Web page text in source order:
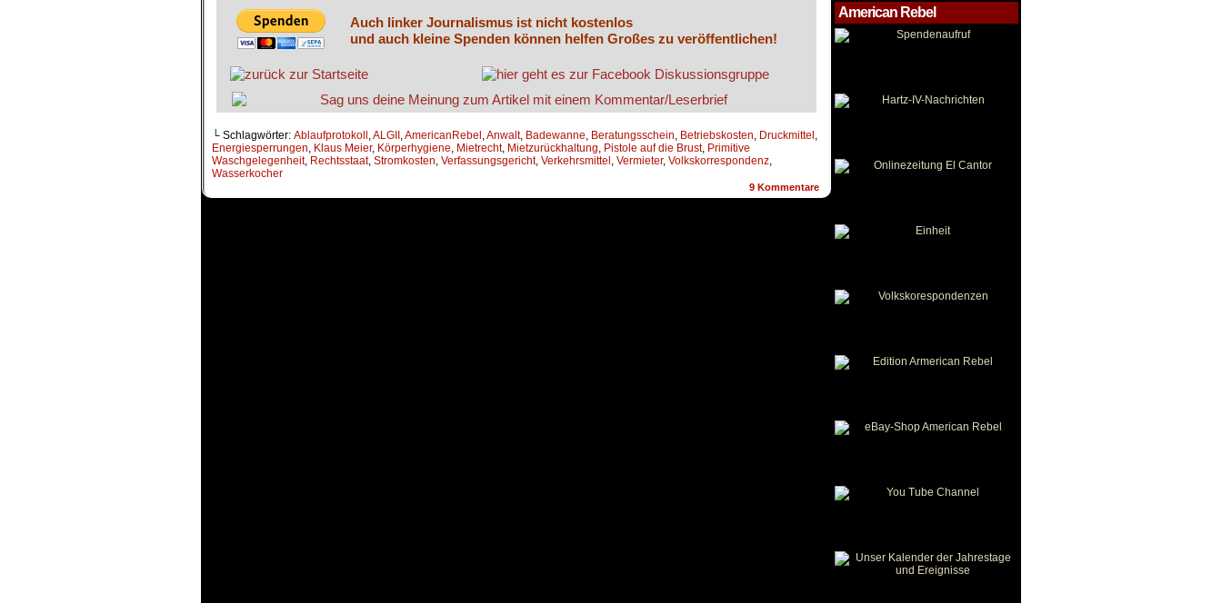
Auch linker Journalismus ist nicht kostenlos
und auch kleine Spenden können helfen Großes zu veröffentlichen!
└ Schlagwörter: Ablaufprotokoll ,ALGII ,AmericanRebel ,Anwalt, Badewanne, Beratungsschein, Betriebskosten, Druckmittel ,
Energiesperrungen, Klaus Meier, Körperhygiene, Mietrecht, Mietzurückhaltung, Pistole auf die Brust, Primitive
Waschgelegenheit, Rechtsstaat, Stromkosten, Verfassungsgericht, Verkehrsmittel , Vermieter, Volkskorrespondenz,
Wasserkocher
9 Kommentare
American Rebel